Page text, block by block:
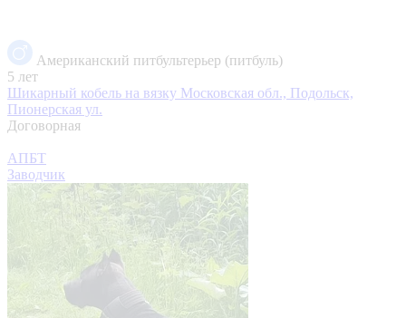
Американский питбультерьер (питбуль)
5 лет
Шикарный кобель на вязку Московская обл., Подольск,
Пионерская ул.
Договорная
АПБТ
Заводчик